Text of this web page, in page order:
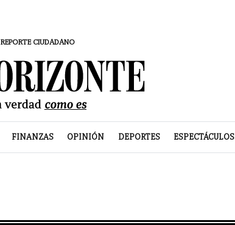
REPORTE CIUDADANO
FINANZAS OPINIÓN DEPORTES ESPECTÁCULOS